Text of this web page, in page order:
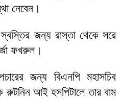
নেবেন।
স্বস্তির জন্য রাস্তা থেকে সরে
ফখরুল।
জন্য বিএনপি মহাসচিব
রুটনিন আই হসপিটালে তার বাম